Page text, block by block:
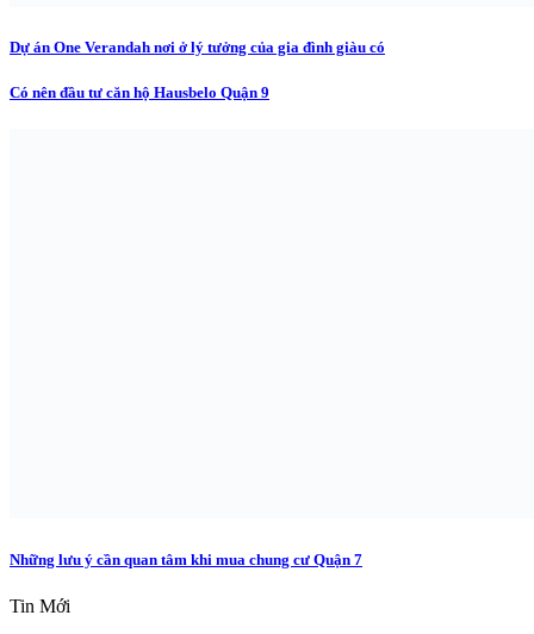
Dự án One Verandah nơi ở lý tưởng của gia đình giàu có
Có nên đầu tư căn hộ Hausbelo Quận 9
Những lưu ý cần quan tâm khi mua chung cư Quận 7
Tin Mới